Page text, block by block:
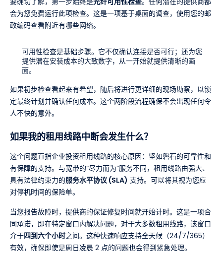
会为您免费运行此项检查。这是一项基于桌面的调查，使用您的邮
政编码查看附近有哪些网络。
可用性检查是基础步骤。它不仅确认连接是否可行；还为您
提供潜在安装成本的大致数字，从一开始就提供清晰的画
面。
如果初步检查看起来有希望，随后将进行更详细的现场勘察，以锁
定最终计划并确认任何成本。这个两阶段流程确保不会出现任何令
人不快的意外。
如果我的租用线路中断会发生什么？
这个问题直指企业投资租用线路的核心原因：坚如磐石的可靠性和
有保障的支持。与宽带的“尽力而为”服务不同，租用线路由强大、
具有法律约束力的服务水平协议 (SLA) 支持。可以将其视为您应
对停机时间的保险单。
当您报告故障时，提供商的保证修复时间就开始计时。这是一项合
同承诺，即在特定窗口内解决问题，对于大多数租用线路，该窗口
介于四到六个小时之间。这种快速响应支持全天候（24/7/365）
有效，确保即使是周日凌晨 2 点的问题也会得到紧急处理。